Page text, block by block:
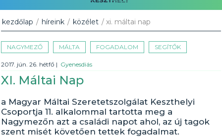
kezdőlap / híreink / közélet / xi. máltai nap
NAGYMEZŐ MÁLTA FOGADALOM SEGÍTŐK
2017. jún. 26. hétfő | Gyenesdiás
XI. Máltai Nap
a Magyar Máltai Szeretetszolgálat Keszthelyi
Csoportja 11. alkalommal tartotta meg a
Nagymezőn azt a családi napot ahol, az új tagok
szent misét követően tettek fogadalmat.